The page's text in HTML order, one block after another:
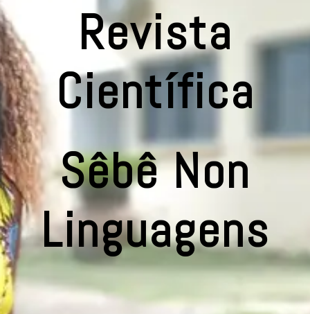
Revista
Científica
Sêbê Non
Linguagens